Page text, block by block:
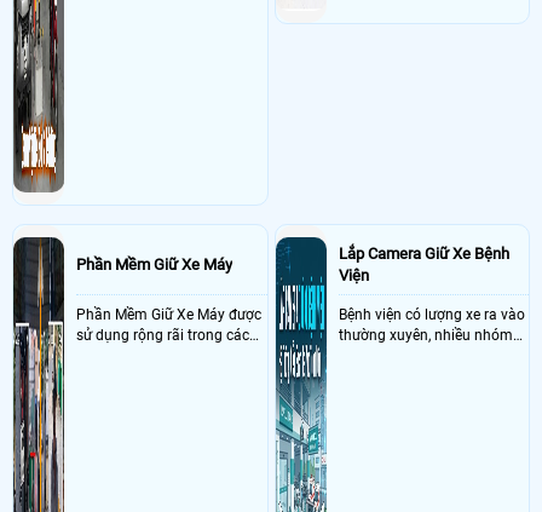
Phần Mềm Giữ Xe Máy
Phần Mềm Giữ Xe Máy được
sử dụng rộng rãi trong các
Lắp Camera Giữ Xe Bệnh
Viện
Bệnh viện có lượng xe ra vào
thường xuyên, nhiều nhóm